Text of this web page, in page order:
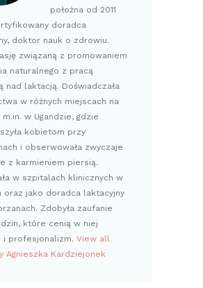
położna od 2011
doradca
doktor nauk o zdrowiu.
związaną z promowaniem
naturalnego z pracą
nad laktacją. Doświadczała
w różnych miejscach na
w Ugandzie, gdzie
kobietom przy
i obserwowała zwyczaje
z karmieniem piersią.
w szpitalach klinicznych w
oraz jako doradca laktacyjny
Zdobyła zaufanie
które cenią w niej
i profesjonalizm. View all
Agnieszka Kardziejonek